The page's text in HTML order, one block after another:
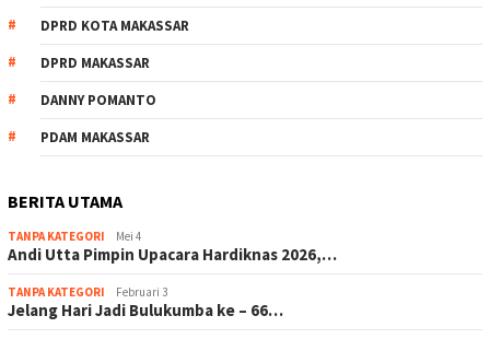
DPRD KOTA MAKASSAR
DPRD MAKASSAR
DANNY POMANTO
PDAM MAKASSAR
BERITA UTAMA
TANPA KATEGORI Mei 4
Andi Utta Pimpin Upacara Hardiknas 2026,…
TANPA KATEGORI Februari 3
Jelang Hari Jadi Bulukumba ke – 66…